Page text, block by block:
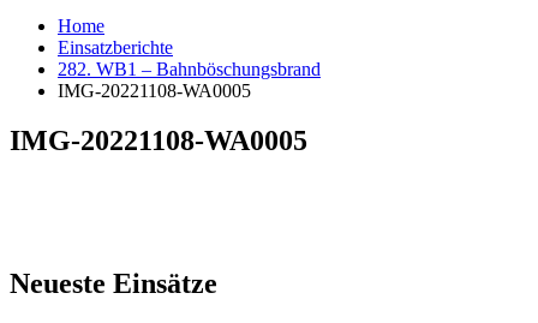
Home
Einsatzberichte
282. WB1 – Bahnböschungsbrand
IMG-20221108-WA0005
IMG-20221108-WA0005
Neueste Einsätze